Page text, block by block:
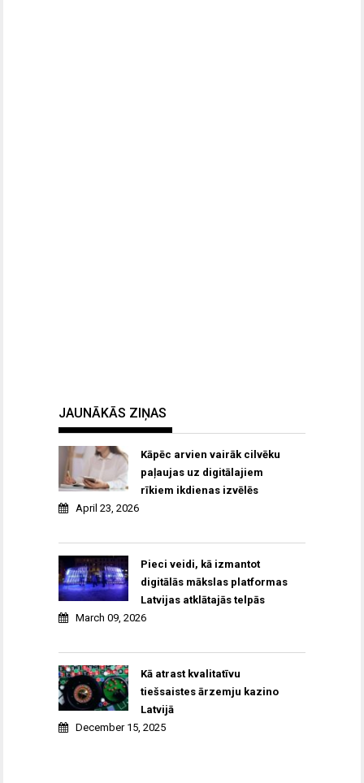
JAUNĀKĀS ZIŅAS
Kāpēc arvien vairāk cilvēku
paļaujas uz digitālajiem
rīkiem ikdienas izvēlēs
April 23, 2026
Pieci veidi, kā izmantot
digitālās mākslas platformas
Latvijas atklātajās telpās
March 09, 2026
Kā atrast kvalitatīvu
tiešsaistes ārzemju kazino
Latvijā
December 15, 2025